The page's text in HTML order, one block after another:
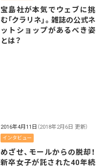
宝島社が本気でウェブに挑
む「クラリネ」。雑誌の公式ネ
ットショップがあるべき姿
とは？
2016年4月11日 （2018年2月6日 更新）
インタビュー
めざせ、モールからの脱却！
新卒女子が託された40年続